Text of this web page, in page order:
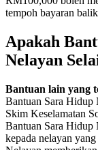
tempoh bayaran
Apakah
Nelayan
Bantuan lain yang
Bantuan Sara Hidup
Skim Keselamatan
Bantuan Sara Hidup
kepada nelayan